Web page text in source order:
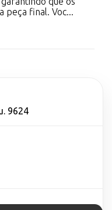
peça final. Voc...
9624